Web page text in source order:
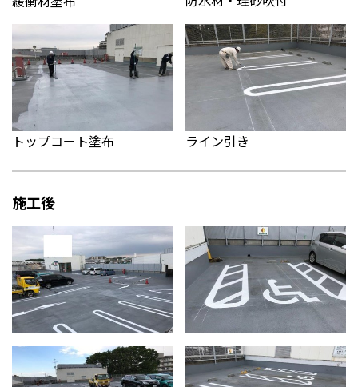
トップコート塗布 ライン引き
施工後